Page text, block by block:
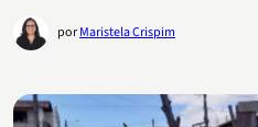
porMaristela Crispim